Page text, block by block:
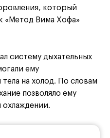
который
«Метод Вима Хофа»
систему дыхательных
ему
на холод. По словам
позволяло ему
охлаждении.